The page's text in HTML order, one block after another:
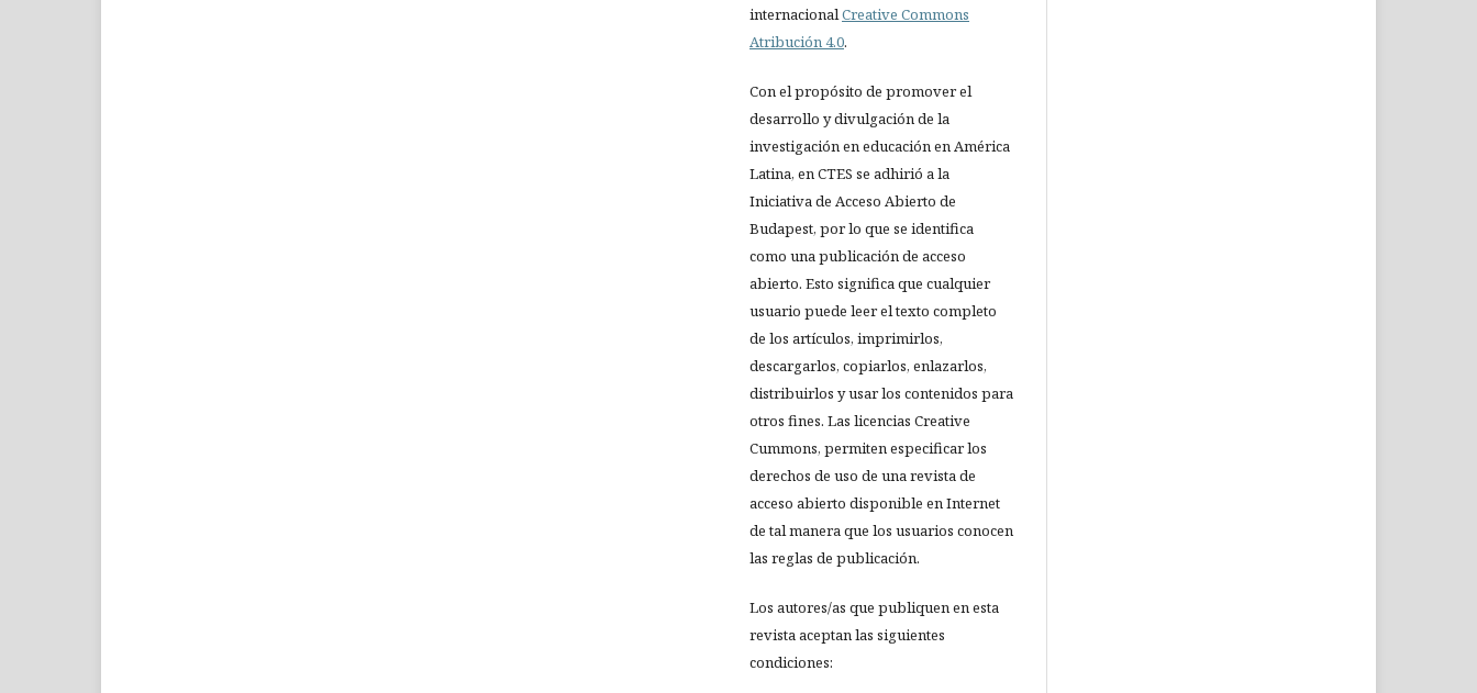
internacionalCreative Commons
Atribución 4.0.
Con el propósito de promover el
desarrollo y divulgación de la
investigación en educación en América
Latina, en CTES se adhirió a la
Iniciativa de Acceso Abierto de
Budapest, por lo que se identifica
como una publicación de acceso
abierto. Esto significa que cualquier
usuario puede leer el texto completo
de los artículos, imprimirlos,
descargarlos, copiarlos, enlazarlos,
distribuirlos y usar los contenidos para
otros fines. Las licencias Creative
Cummons, permiten especificar los
derechos de uso de una revista de
acceso abierto disponible en Internet
de tal manera que los usuarios conocen
las reglas de publicación.
Los autores/as que publiquen en esta
revista aceptan las siguientes
condiciones: